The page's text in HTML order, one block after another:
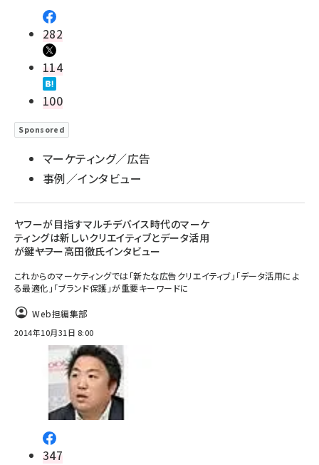
282
114
100
Sponsored
マーケティング／広告
事例／インタビュー
ヤフーが目指すマルチデバイス時代のマーケ
ティングは新しいクリエイティブとデータ活用
が鍵――ヤフー高田徹氏インタビュー
これからのマーケティングでは「新たな広告クリエイティブ」「データ活用によ
る最適化」「ブランド保護」が重要キーワードに
Web担編集部
2014年10月31日 8:00
347